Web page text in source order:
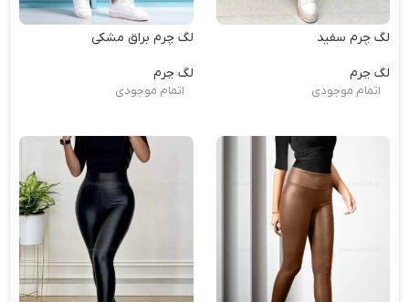
لگ چرم سفید
لگ چرم
اتمام موجودی
لگ چرم براق مشکی
لگ چرم
اتمام موجودی